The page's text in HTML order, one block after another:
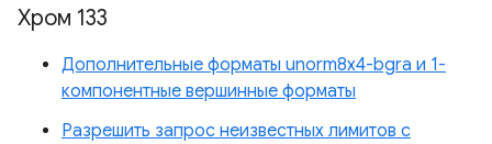
Хром 133
Дополнительные форматы unorm8x4-bgra и 1-
компонентные вершинные форматы
Разрешить запрос неизвестных лимитов с